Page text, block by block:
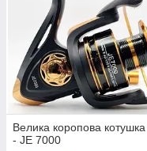
Велика коропова
- JE 7000